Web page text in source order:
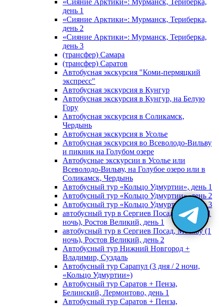
«Сияние Арктики»: Мурманск, Териберка,
день 1
«Сияние Арктики»: Мурманск, Териберка,
день 2
«Сияние Арктики»: Мурманск, Териберка,
день 3
(трансфер) Самара
(трансфер) Саратов
Автобусная экскурсия "Коми-пермяцкий
экспресс"
Автобусная экскурсия в Кунгур
Автобусная экскурсия в Кунгур, на Белую
Гору
Автобусная экскурсия в Соликамск,
Чердынь
Автобусная экскурсия в Усолье
Автобусная экскурсия во Всеволодо-Вильву
и пикник на Голубом озере
Автобусные экскурсии в Усолье или
Всеволодо-Вильву, на Голубое озеро или в
Соликамск, Чердынь
Автобусный тур «Кольцо Удмуртии», день 1
Автобусный тур «Кольцо Удмуртии», день 2
Автобусный тур «Кольцо Удмуртии», день 3
автобусный тур в Сергиев Посад, Москву (1
ночь), Ростов Великий, день 1
автобусный тур в Сергиев Посад, Москву (1
ночь), Ростов Великий, день 2
Автобусный тур Нижний Новгород +
Владимир, Суздаль
Автобусный тур Сарапул (3 дня / 2 ночи,
«Кольцо Удмуртии»)
Автобусный тур Саратов + Пенза,
Белинский, Лермонтово, день 1
Автобусный тур Саратов + Пенза,